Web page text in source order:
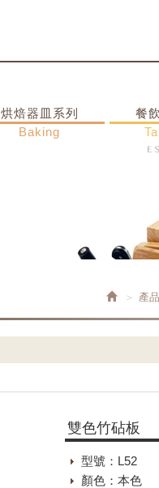
烘焙器皿系列
Baking
餐
產
雙色竹砧板
型號：L52
顏色：本色